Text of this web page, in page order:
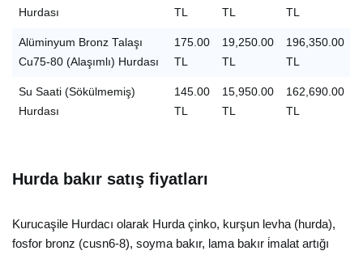
Hurdası TL TL TL
Alüminyum Bronz Talaşı
Cu75-80 (Alaşımlı) Hurdası
175.00
TL
19,250.00
TL
196,350.00
TL
Su Saati (Sökülmemiş)
Hurdası
145.00
TL
15,950.00
TL
162,690.00
TL
Hurda bakır satış fiyatları
Kurucaşile Hurdacı olarak Hurda çinko, kurşun levha (hurda),
fosfor bronz (cusn6-8), soyma bakır, lama bakır i̇malat artığı